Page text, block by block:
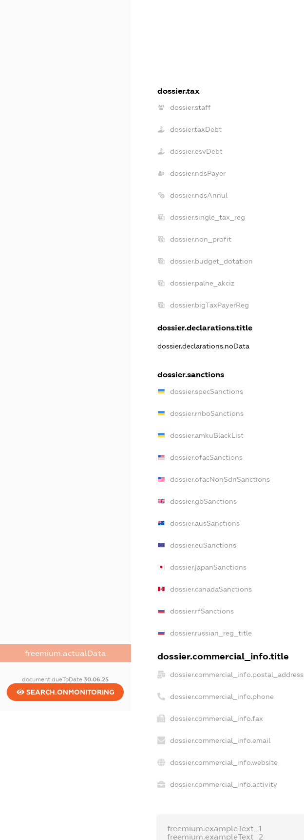
freemium.actualData
document.dueToDate30.06.25
SEARCH.ONMONITORING
dossier.tax
dossier.staff
dossier.taxDebt
dossier.esvDebt
dossier.ndsPayer
dossier.ndsAnnul
dossier.single_tax_reg
dossier.non_profit
dossier.budget_dotation
dossier.palne_akciz
dossier.bigTaxPayerReg
dossier.declarations.title
dossier.declarations.noData
dossier.sanctions
dossier.specSanctions
dossier.rnboSanctions
dossier.amkuBlackList
dossier.ofacSanctions
dossier.ofacNonSdnSanctions
dossier.gbSanctions
dossier.ausSanctions
dossier.euSanctions
dossier.japanSanctions
dossier.canadaSanctions
dossier.rfSanctions
dossier.russian_reg_title
dossier.commercial_info.title
dossier.commercial_info.postal_address
dossier.commercial_info.phone
dossier.commercial_info.fax
dossier.commercial_info.email
dossier.commercial_info.website
dossier.commercial_info.activity
freemium.exampleText_1
freemium.exampleText_2